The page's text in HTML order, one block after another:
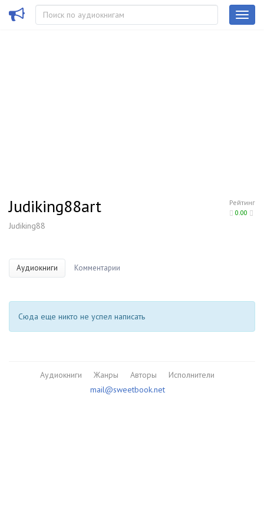
Рейтинг
0.00
Judiking88art
Judiking88
Аудиокниги Комментарии
Сюда еще никто не успел написать
Аудиокниги Жанры Авторы
Исполнители
mail@sweetbook.net